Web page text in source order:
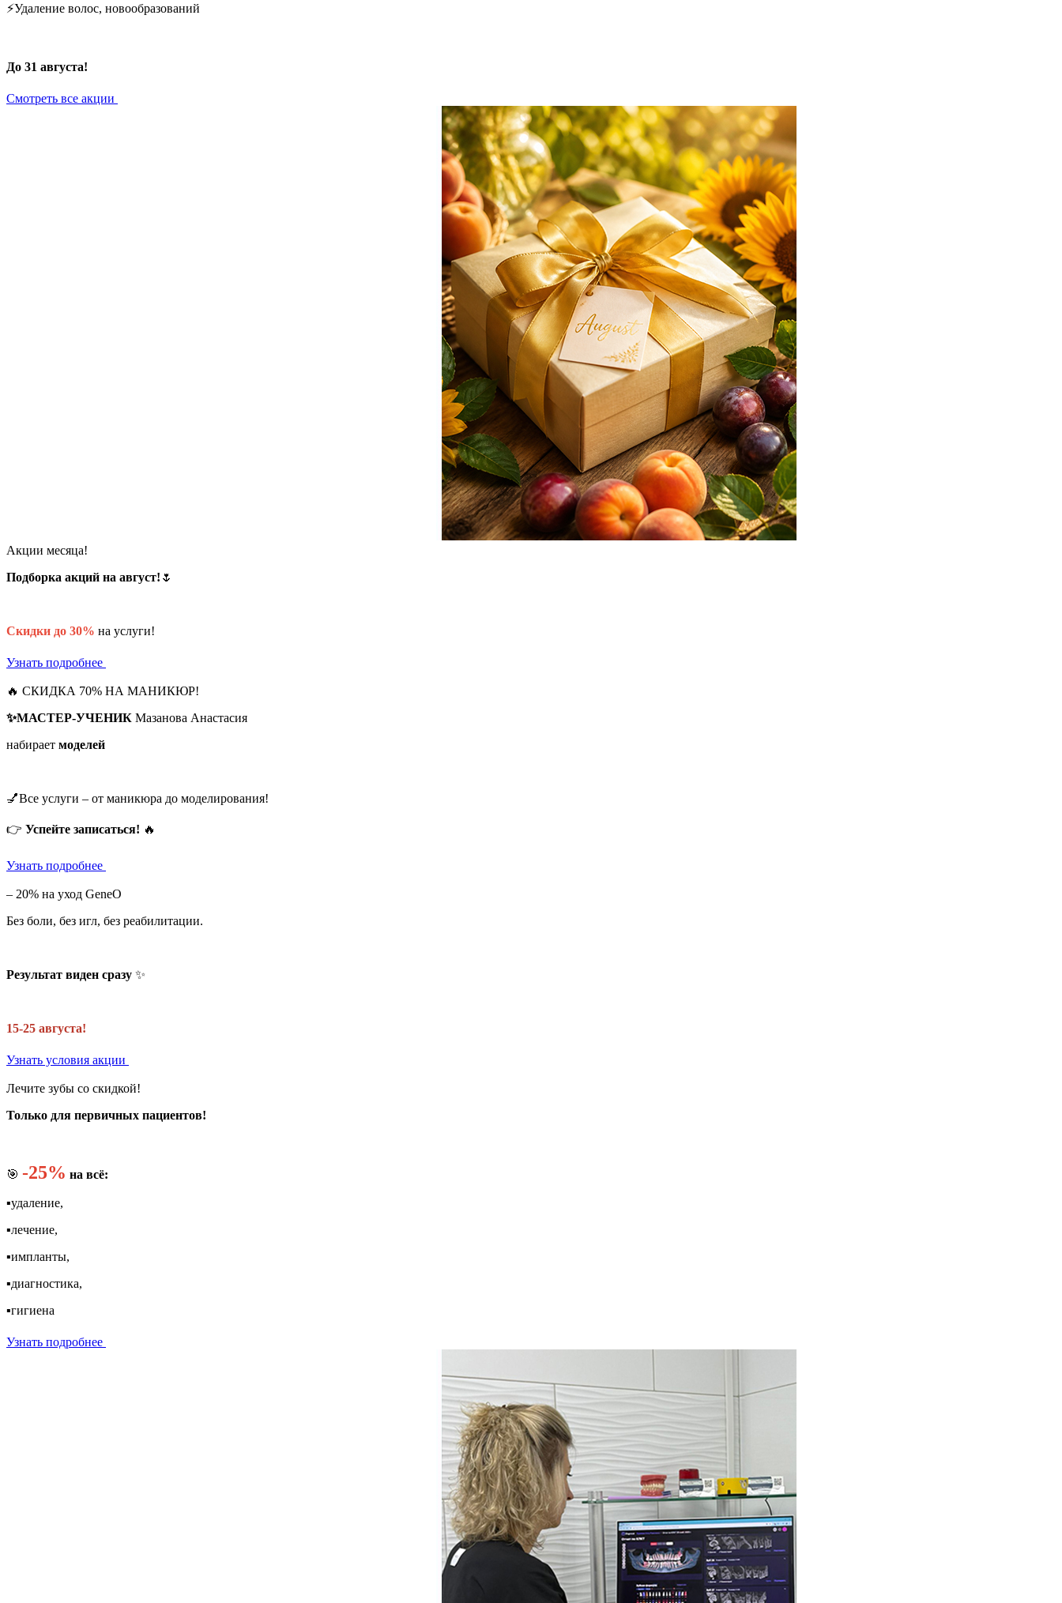
⚡Удаление волос, новообразований
До 31 августа!
Смотреть все акции
Акции месяца!
Подборка акций на август! 🌷
Скидки до 30% на услуги!
Узнать подробнее
🔥 СКИДКА 70% НА МАНИКЮР!
✨МАСТЕР-УЧЕНИК Мазанова Анастасия
набирает моделей
💅Все услуги – от маникюра до моделирования!
👉 Успейте записаться! 🔥
Узнать подробнее
– 20% на уход GeneO
Без боли, без игл, без реабилитации.
Результат виден сразу ✨
15-25 августа!
Узнать условия акции
Лечите зубы со скидкой!
Только для первичных пациентов!
🎯 -25% на всё:
▪️удаление,
▪️лечение,
▪️импланты,
▪️диагностика,
▪️гигиена
Узнать подробнее